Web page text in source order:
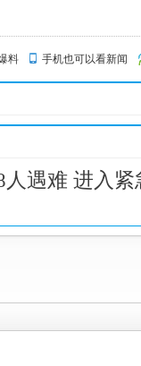
料 手机也可以看新闻
遇难 进入紧